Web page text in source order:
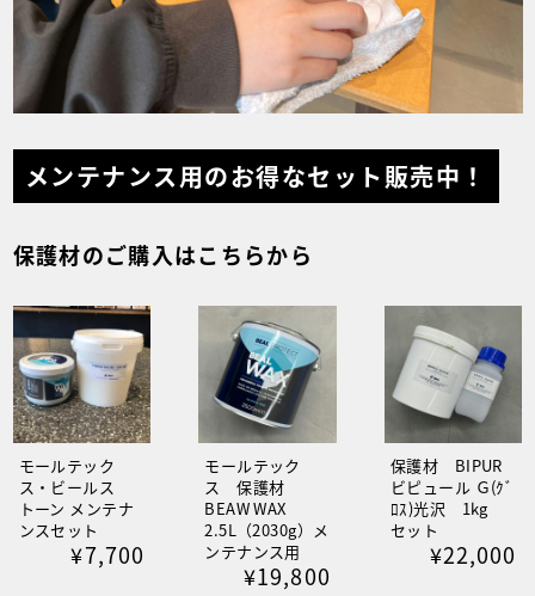
メンテナンス用のお得なセット販売中！
保護材のご購入はこちらから
モールテック
ス・ビールス
トーン メンテナ
ンスセット
¥7,700
モールテック
ス 保護材
BEAW WAX
2.5L（2030g）メ
ンテナンス用
¥19,800
保護材 BIPUR
ビピュール Ｇ(ｸﾞ
ﾛｽ)光沢 1kg
セット
¥22,000